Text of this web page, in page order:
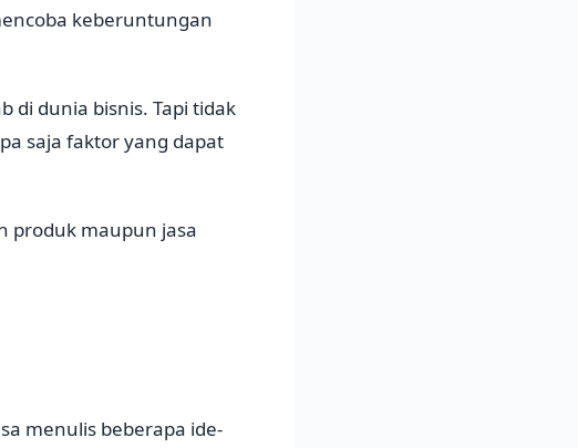
keberuntungan
di dunia bisnis. Tapi tidak
saja faktor yang dapat
produk maupun jasa
menulis beberapa ide-